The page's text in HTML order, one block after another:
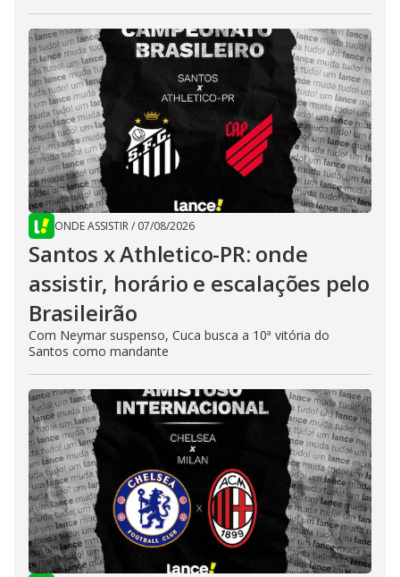
ONDE ASSISTIR/ 07/08/2026
Santos x Athletico-PR: onde
assistir, horário e escalações pelo
Brasileirão
Com Neymar suspenso, Cuca busca a 10ª vitória do
Santos como mandante